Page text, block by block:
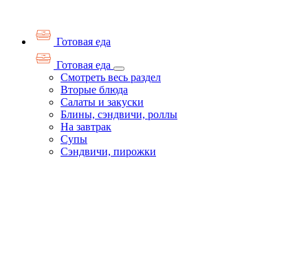
Готовая еда
Готовая еда
Смотреть весь раздел
Вторые блюда
Салаты и закуски
Блины, сэндвичи, роллы
На завтрак
Супы
Сэндвичи, пирожки